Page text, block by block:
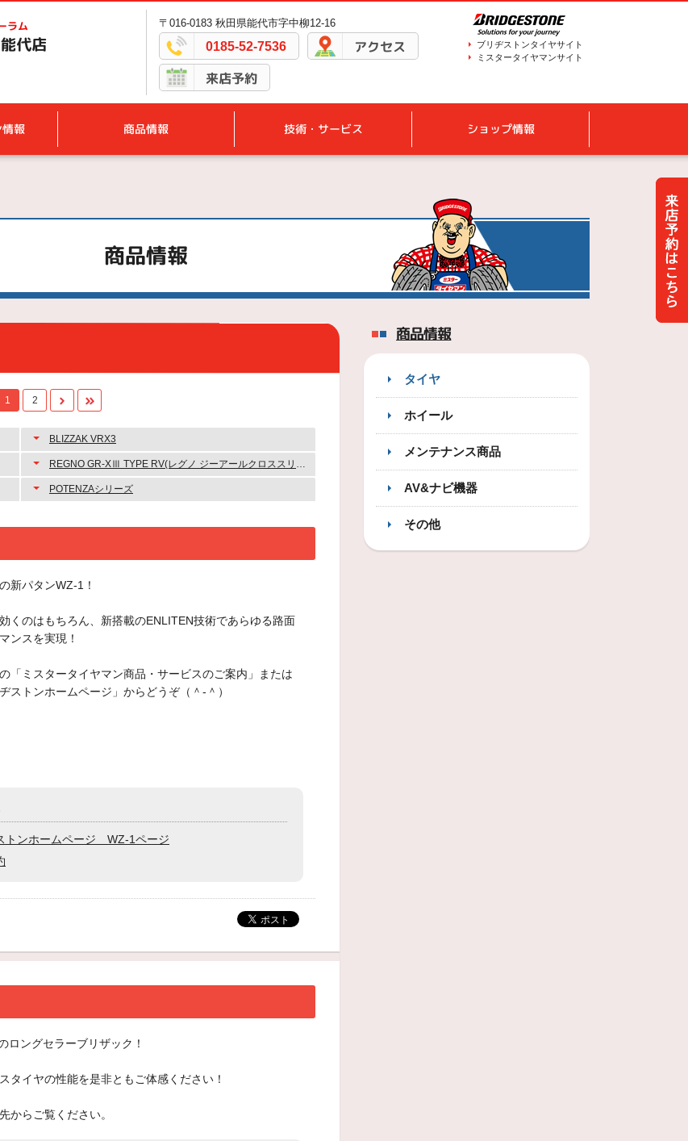
ラム
代店
〒016-0183 秋田県能代市字中柳12-16
0185-52-7536 アクセス
来店予約
ブリヂストンタイヤサイト
ミスタータイヤマンサイト
報 商品情報 技術・サービス ショップ情報
商品情報
1 2
BLIZZAK VRX3
REGNO GR-XⅢ TYPE RV(レグノ ジーアールクロススリー タイプ アールブイ)
POTENZAシリーズ
新パタンWZ-1！
くのはもちろん、新搭載のENLITEN技術であらゆる路面
ンスを実現！
「ミスタータイヤマン商品・サービスのご案内」または
ストンホームページ」からどうぞ（＾-＾）
トンホームページ WZ-1ページ
ロングセラーブリザック！
タイヤの性能を是非ともご体感ください！
からご覧ください。
商品情報
タイヤ
ホイール
メンテナンス商品
AV&ナビ機器
その他